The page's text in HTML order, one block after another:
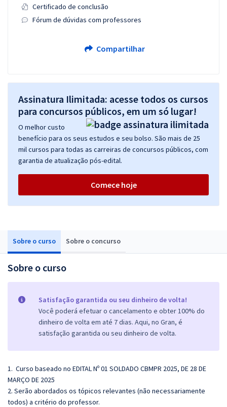
Sobre o curso Sobre o concurso
Sobre o curso
Satisfação garantida ou seu dinheiro de volta!
Você poderá efetuar o cancelamento e obter 100% do
dinheiro de volta em até 7 dias. Aqui, no Gran, é
satisfação garantida ou seu dinheiro de volta.
1. Curso baseado no EDITAL Nº 01 SOLDADO CBMPR 2025, DE 28 DE
MARÇO DE 2025
2. Serão abordados os tópicos relevantes (não necessariamente
todos) a critério do professor.
Certificado de conclusão
Fórum de dúvidas com professores
Compartilhar
Assinatura Ilimitada: acesse todos os cursos
para concursos públicos, em um só lugar!
O melhor custo
benefício para os seus estudos e seu bolso. São mais de 25
mil cursos para todas as carreiras de concursos públicos, com
garantia de atualização pós-edital.
Comece hoje